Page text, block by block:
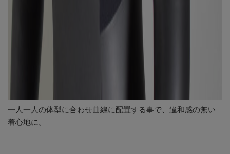
一人一人の体型に合わせ曲線に配置する事で、違和感の無い
着心地に。